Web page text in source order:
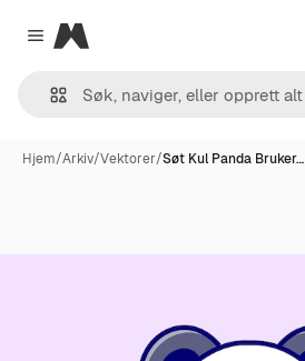
Close menu
Magnific
Hjem/Arkiv/Vektorer/Søt Kul Panda Bruker…